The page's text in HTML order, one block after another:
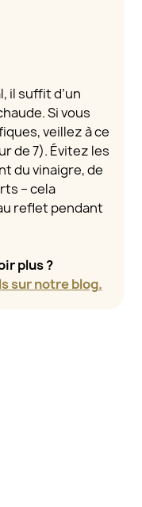
il suffit d’un
Si vous
veillez à ce
de 7). Évitez les
du vinaigre, de
– cela
reflet pendant
plus ?
sur notre blog.